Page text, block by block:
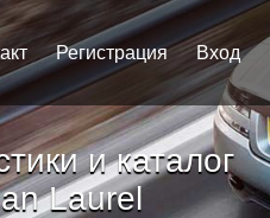
Регистрация Вход
и каталог
Laurel